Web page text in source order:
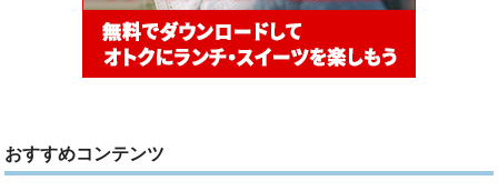
おすすめコンテンツ